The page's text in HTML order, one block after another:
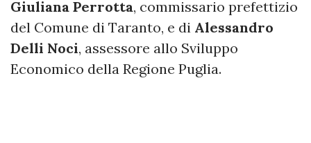
Giuliana Perrotta, commissario prefettizio
del Comune di Taranto, e di Alessandro
Delli Noci, assessore allo Sviluppo
Economico della Regione Puglia.